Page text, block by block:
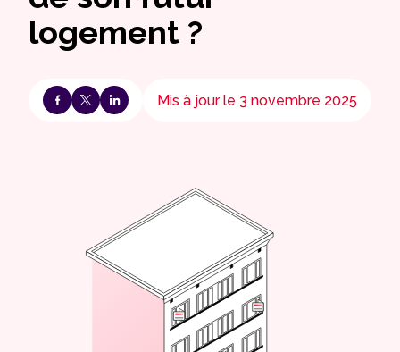
logement ?
Mis à jour le 3 novembre 2025